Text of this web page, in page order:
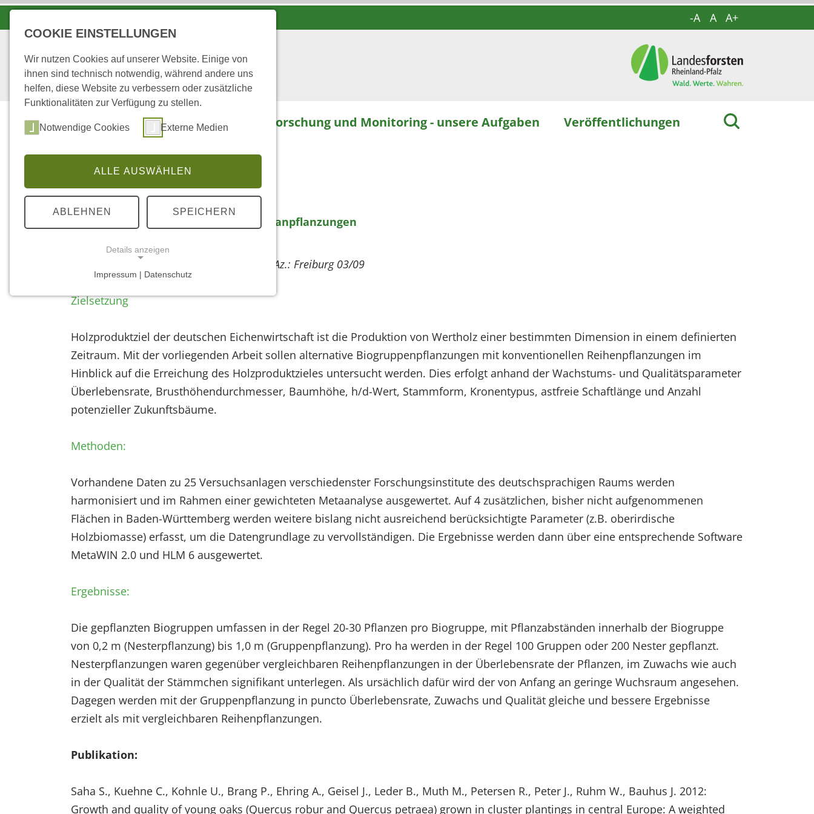
-A A A+
Start Über uns Forschung und Monitoring - unsere Aufgaben Veröffentlichungen
STARTSEITE ... 2
Meta-Analyse von Eichen-Biogruppenanpflanzungen
Universität Freiburg, Institut für Waldbau; Az.: Freiburg 03/09
Zielsetzung
Holzproduktziel der deutschen Eichenwirtschaft ist die Produktion von Wertholz einer bestimmten Dimension in einem definierten
Zeitraum. Mit der vorliegenden Arbeit sollen alternative Biogruppenpflanzungen mit konventionellen Reihenpflanzungen im
Hinblick auf die Erreichung des Holzproduktzieles untersucht werden. Dies erfolgt anhand der Wachstums- und Qualitätsparameter
Überlebensrate, Brusthöhendurchmesser, Baumhöhe, h/d-Wert, Stammform, Kronentypus, astfreie Schaftlänge und Anzahl
potenzieller Zukunftsbäume.
Methoden:
Vorhandene Daten zu 25 Versuchsanlagen verschiedenster Forschungsinstitute des deutschsprachigen Raums werden
harmonisiert und im Rahmen einer gewichteten Metaanalyse ausgewertet. Auf 4 zusätzlichen, bisher nicht aufgenommenen
Flächen in Baden-Württemberg werden weitere bislang nicht ausreichend berücksichtigte Parameter (z.B. oberirdische
Holzbiomasse) erfasst, um die Datengrundlage zu vervollständigen. Die Ergebnisse werden dann über eine entsprechende Software
MetaWIN 2.0 und HLM 6 ausgewertet.
Ergebnisse:
Die gepflanzten Biogruppen umfassen in der Regel 20-30 Pflanzen pro Biogruppe, mit Pflanzabständen innerhalb der Biogruppe
von 0,2 m (Nesterpflanzung) bis 1,0 m (Gruppenpflanzung). Pro ha werden in der Regel 100 Gruppen oder 200 Nester gepflanzt.
Nesterpflanzungen waren gegenüber vergleichbaren Reihenpflanzungen in der Überlebensrate der Pflanzen, im Zuwachs wie auch
in der Qualität der Stämmchen signifikant unterlegen. Als ursächlich dafür wird der von Anfang an geringe Wuchsraum angesehen.
Dagegen werden mit der Gruppenpflanzung in puncto Überlebensrate, Zuwachs und Qualität gleiche und bessere Ergebnisse
erzielt als mit vergleichbaren Reihenpflanzungen.
Publikation:
Saha S., Kuehne C., Kohnle U., Brang P., Ehring A., Geisel J., Leder B., Muth M., Petersen R., Peter J., Ruhm W., Bauhus J. 2012:
Growth and quality of young oaks (Quercus robur and Quercus petraea) grown in cluster plantings in central Europe: A weighted
COOKIE EINSTELLUNGEN
Wir nutzen Cookies auf unserer Website. Einige von
ihnen sind technisch notwendig, während andere uns
helfen, diese Website zu verbessern oder zusätzliche
Funktionalitäten zur Verfügung zu stellen.
Notwendige Cookies Externe Medien
ALLE AUSWÄHLEN
ABLEHNEN SPEICHERN
Details anzeigen
Notwendige Cookies ermöglichen grundlegende
der Website erforderlich.
Einverständnis-Cookie
cookie_consent
ausgewählten Einverständnis-
Cookie
Laufzeit:
EXTERNE MEDIEN
Plattformen anzeigen zu können, werden von
YouTube
Vimeo
Impressum | Datenschutz